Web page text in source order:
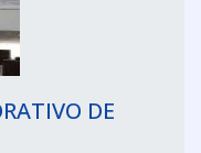
DE